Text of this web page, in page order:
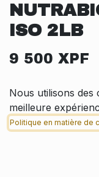
ISO 2LB
9 500 XPF
SAVEUR
Soyez averti
Nous utilisons
meilleure
Politique en matière de